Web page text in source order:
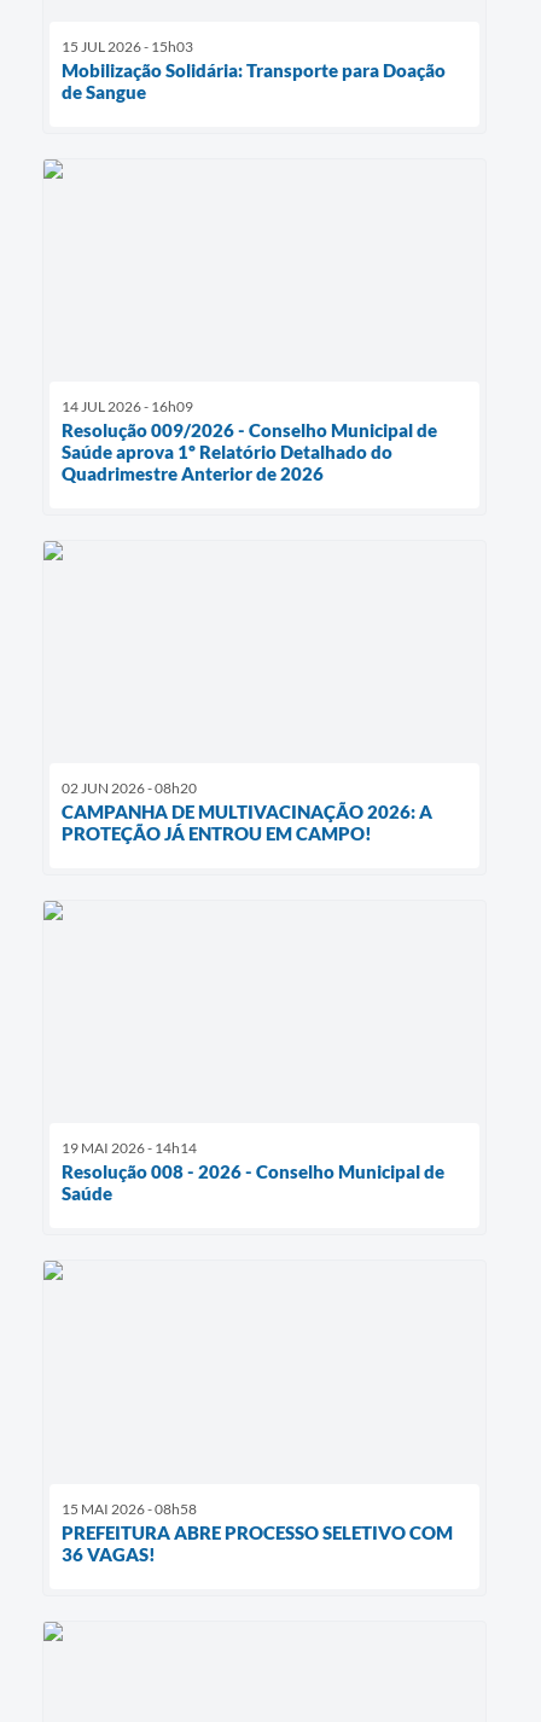
15 JUL 2026 - 15h03
Mobilização Solidária: Transporte para Doação
de Sangue
14 JUL 2026 - 16h09
Resolução 009/2026 - Conselho Municipal de
Saúde aprova 1º Relatório Detalhado do
Quadrimestre Anterior de 2026
02 JUN 2026 - 08h20
CAMPANHA DE MULTIVACINAÇÃO 2026: A
PROTEÇÃO JÁ ENTROU EM CAMPO!
19 MAI 2026 - 14h14
Resolução 008 - 2026 - Conselho Municipal de
Saúde
15 MAI 2026 - 08h58
PREFEITURA ABRE PROCESSO SELETIVO COM
36 VAGAS!